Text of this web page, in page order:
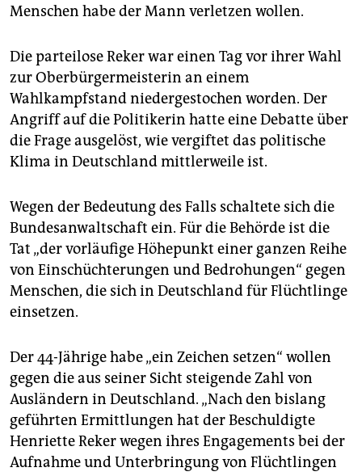
Menschen habe der Mann verletzen wollen.
Die parteilose Reker war einen Tag vor ihrer Wahl
zur Oberbürgermeisterin an einem
Wahlkampfstand niedergestochen worden. Der
Angriff auf die Politikerin hatte eine Debatte über
die Frage ausgelöst, wie vergiftet das politische
Klima in Deutschland mittlerweile ist.
Wegen der Bedeutung des Falls schaltete sich die
Bundesanwaltschaft ein. Für die Behörde ist die
Tat „der vorläufige Höhepunkt einer ganzen Reihe
von Einschüchterungen und Bedrohungen“ gegen
Menschen, die sich in Deutschland für Flüchtlinge
einsetzen.
Der 44-Jährige habe „ein Zeichen setzen“ wollen
gegen die aus seiner Sicht steigende Zahl von
Ausländern in Deutschland. „Nach den bislang
geführten Ermittlungen hat der Beschuldigte
Henriette Reker wegen ihres Engagements bei der
Aufnahme und Unterbringung von Flüchtlingen